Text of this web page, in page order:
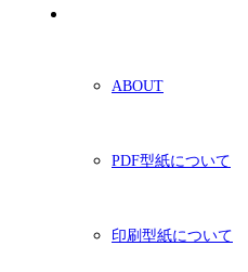
ABOUT
PDF型紙について
印刷型紙について